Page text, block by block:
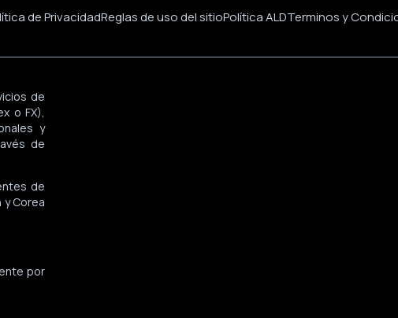
de PrivacidadReglas de uso del sitioPolítica ALDTerminos y
de
o FX),
y
de
de
Corea
por